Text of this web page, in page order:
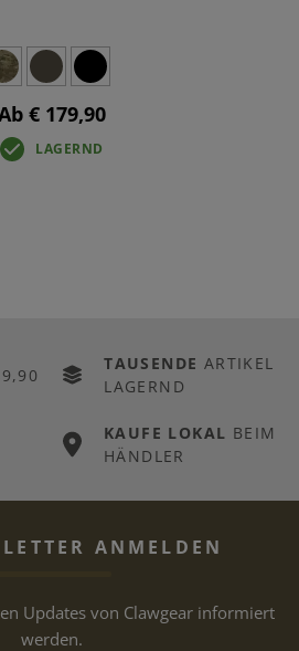
€ 179,90
LAGERND
TAUSENDE ARTIKEL
LAGERND
KAUFE LOKAL BEIM
HÄNDLER
ANMELDEN
Updates von Clawgear informiert
werden.